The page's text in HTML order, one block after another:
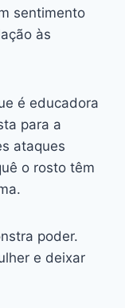
sentimento
às
é educadora
para a
ataques
o rosto têm
poder.
e deixar